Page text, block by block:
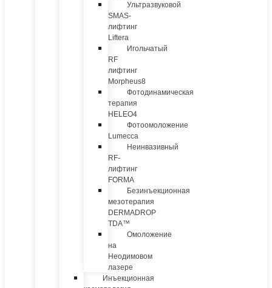
Ультразвуковой
SMAS-
лифтинг
Liftera
Игольчатый
RF
лифтинг
Morpheus8
Фотодинамическая
терапия
HELEO4
Фотоомоложение
Lumecca
Неинвазивный
RF-
лифтинг
FORMA
Безинъекционная
мезотерапия
DERMADROP
TDA™
Омоложение
на
Неодимовом
лазере
Инъекционная